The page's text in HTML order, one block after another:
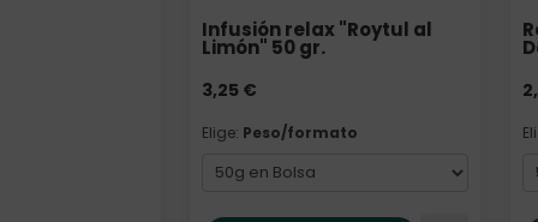
Infusión relax "Roytul al
Limón" 50 gr.
3,25 €
Elige: Peso/formato